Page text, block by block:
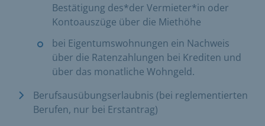
Bestätigung des*der Vermieter*in oder
Kontoauszüge über die Miethöhe
bei Eigentumswohnungen ein Nachweis
über die Ratenzahlungen bei Krediten und
über das monatliche Wohngeld.
Berufsausübungserlaubnis (bei reglementierten
Berufen, nur bei Erstantrag)